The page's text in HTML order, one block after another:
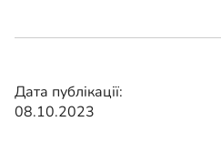
Дата публікації:
08.10.2023